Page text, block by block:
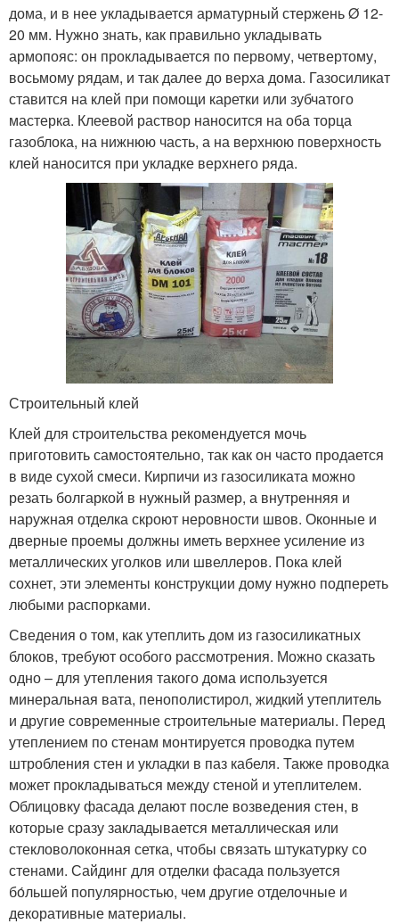
дома, и в нее укладывается арматурный стержень Ø 12-
20 мм. Нужно знать, как правильно укладывать
армопояс: он прокладывается по первому, четвертому,
восьмому рядам, и так далее до верха дома. Газосиликат
ставится на клей при помощи каретки или зубчатого
мастерка. Клеевой раствор наносится на оба торца
газоблока, на нижнюю часть, а на верхнюю поверхность
клей наносится при укладке верхнего ряда.
Строительный клей
Клей для строительства рекомендуется мочь
приготовить самостоятельно, так как он часто продается
в виде сухой смеси. Кирпичи из газосиликата можно
резать болгаркой в нужный размер, а внутренняя и
наружная отделка скроют неровности швов. Оконные и
дверные проемы должны иметь верхнее усиление из
металлических уголков или швеллеров. Пока клей
сохнет, эти элементы конструкции дому нужно подпереть
любыми распорками.
Сведения о том, как утеплить дом из газосиликатных
блоков, требуют особого рассмотрения. Можно сказать
одно – для утепления такого дома используется
минеральная вата, пенополистирол, жидкий утеплитель
и другие современные строительные материалы. Перед
утеплением по стенам монтируется проводка путем
штробления стен и укладки в паз кабеля. Также проводка
может прокладываться между стеной и утеплителем.
Облицовку фасада делают после возведения стен, в
которые сразу закладывается металлическая или
стекловолоконная сетка, чтобы связать штукатурку со
стенами. Сайдинг для отделки фасада пользуется
бо́льшей популярностью, чем другие отделочные и
декоративные материалы.